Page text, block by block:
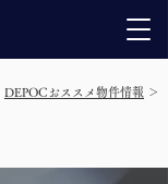
DEPOCおススメ物件情報 ＞